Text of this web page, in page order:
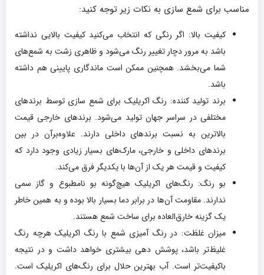
مناسب برای شمع سازی به نکات زیر توجه کنید:
کیفیت بالا: اگر رنگی که انتخاب می‌کنید کیفیت بالایی نداشته
باشد به مرور دچار تغییر رنگ می‌شود و ظاهری زشت به شمع‌های
شما می‌بخشد. همچنین ممکن است ماندگاری پایینی هم داشته
باشد.
برند تولید کننده: رنگ اکریلیک برای شمع سازی توسط برندهای
مختلفی در سراسر جهان تولید می‌شود. برندهای خارجی قیمت
بالاترین به نسبت برندهای داخلی دارند. علاوه‌برآن در بین
برندهای داخلی و خارجی، مارک‌های بسیار زیادی وجود دارد که
کیفیت و قیمت هر یک از آن‌ها با یکدیگر فرق می‌کند.
بو رنگ: رنگ‌های اکریلیک هیچ‌گونه بو نامطبوع و گاز سمی
ندارند. مقاومت آن‌ها در برابر دما بسیار بالا بوده و به همین خاطر
یک گزینه خارق‌العاده برای ساخت شمع هستند.
میزان غلظت: در رنگ آمیزی شمع با رنگ اکریلیک هرچه رنگ
غلیظ‌تر باشد، پوشش دهی بیشتری خواهد داشت و در نتیجه
باکیفیت‌تر است. آب بهترین حلال برای رنگ‌های اکریلیک است.